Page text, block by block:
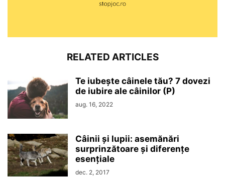
RELATED ARTICLES
Te iubește câinele tău? 7 dovezi
de iubire ale câinilor (P)
aug. 16, 2022
Câinii și lupii: asemănări
surprinzătoare și diferențe
esențiale
dec. 2, 2017